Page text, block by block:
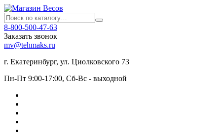
8-800-500-47-63
Заказать звонок
mv@tehmaks.ru
г. Екатеринбург, ул. Циолковского 73
Пн-Пт 9:00-17:00, Сб-Вс - выходной